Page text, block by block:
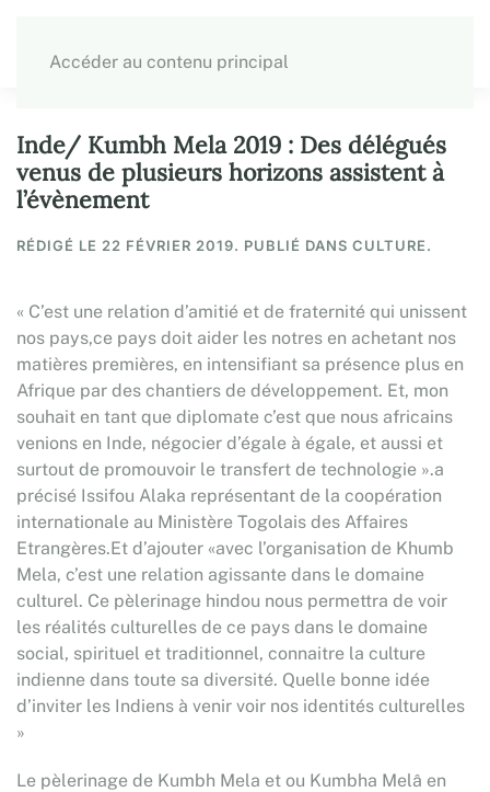
Accéder au contenu principal
Inde/ Kumbh Mela 2019 : Des délégués
venus de plusieurs horizons assistent à
l’évènement
RÉDIGÉ LE 22 FÉVRIER 2019. PUBLIÉ DANS CULTURE.
« C’est une relation d’amitié et de fraternité qui unissent
nos pays,ce pays doit aider les notres en achetant nos
matières premières, en intensifiant sa présence plus en
Afrique par des chantiers de développement. Et, mon
souhait en tant que diplomate c’est que nous africains
venions en Inde, négocier d’égale à égale, et aussi et
surtout de promouvoir le transfert de technologie ».a
précisé Issifou Alaka représentant de la coopération
internationale au Ministère Togolais des Affaires
Etrangères.Et d’ajouter «avec l’organisation de Khumb
Mela, c’est une relation agissante dans le domaine
culturel. Ce pèlerinage hindou nous permettra de voir
les réalités culturelles de ce pays dans le domaine
social, spirituel et traditionnel, connaitre la culture
indienne dans toute sa diversité. Quelle bonne idée
d’inviter les Indiens à venir voir nos identités culturelles
»
Le pèlerinage de Kumbh Mela et ou Kumbha Melâ en